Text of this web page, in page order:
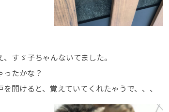
すゞ子ちゃんないてました。
ったかな？
開けると、覚えていてくれたゃうで、、、